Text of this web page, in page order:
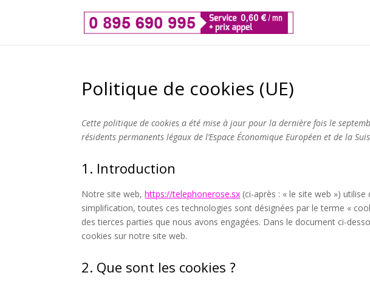
Politique de cookies (UE)
Cette politique de cookies a été mise à jour pour la dernière fois le
résidents permanents légaux de l’Espace Économique Européen et de la
1. Introduction
Notre site web,https://telephonerose.sx (ci-après : « le site web »)
simplification, toutes ces technologies sont désignées par le terme «
des tierces parties que nous avons engagées. Dans le document ci-
cookies sur notre site web.
2. Que sont les cookies ?